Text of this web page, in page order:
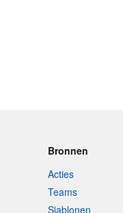
Bronnen
Acties
Teams
Sjablonen